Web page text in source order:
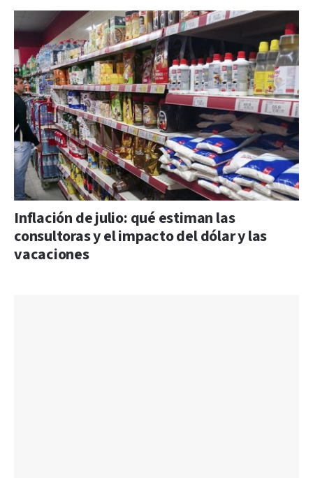
Inflación de julio: qué estiman las
consultoras y el impacto del dólar y las
vacaciones